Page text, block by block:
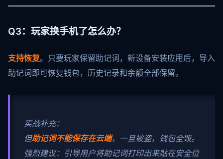
Q3：玩家换手机了怎么办？
支持恢复。只要玩家保留助记词，新设备安装应用后，导入
助记词即可恢复钱包，历史记录和余额全部保留。
实战补充：
但助记词不能保存在云端，一旦被盗，钱包全毁。
强烈建议：引导用户将助记词打印出来贴在安全位